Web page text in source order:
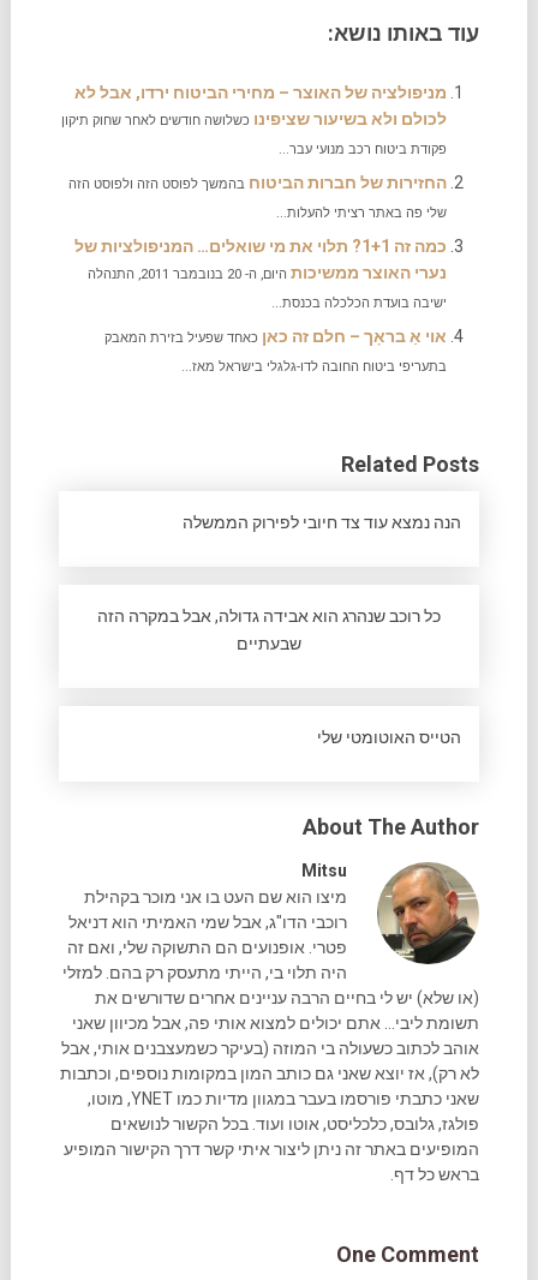
עוד באותו נושא:
מניפולציה של האוצר – מחירי הביטוח ירדו, אבל לא
לכולם ולא בשיעור שציפינו כשלושה חודשים לאחר שחוק תיקון
פקודת ביטוח רכב מנועי עבר...
החזירות של חברות הביטוח בהמשך לפוסט הזה ולפוסט הזה
שלי פה באתר רציתי להעלות...
כמה זה 1+1? תלוי את מי שואלים… המניפולציות של
נערי האוצר ממשיכות
היום, ה- 20 בנובמבר 2011, התנהלה
ישיבה בועדת הכלכלה בכנסת...
אוי אַ בראָך – חלם זה כאן כאחד שפעיל בזירת המאבק
בתעריפי ביטוח החובה לדו-גלגלי בישראל מאז...
Related Posts
הנה נמצא עוד צד חיובי לפירוק הממשלה
כל רוכב שנהרג הוא אבידה גדולה, אבל במקרה הזה
שבעתיים
הטייס האוטומטי שלי
About The Author
Mitsu
מיצו הוא שם העט בו אני מוכר בקהילת
רוכבי הדו"ג, אבל שמי האמיתי הוא דניאל
פטרי. אופנועים הם התשוקה שלי, ואם זה
היה תלוי בי, הייתי מתעסק רק בהם. למזלי
(או שלא) יש לי בחיים הרבה עניינים אחרים שדורשים את
תשומת ליבי... אתם יכולים למצוא אותי פה, אבל מכיוון שאני
אוהב לכתוב כשעולה בי המוזה (בעיקר כשמעצבנים אותי, אבל
לא רק), אז יוצא שאני גם כותב המון במקומות נוספים, וכתבות
שאני כתבתי פורסמו בעבר במגוון מדיות כמו YNET, מוטו,
פולגז, גלובס, כלכליסט, אוטו ועוד. בכל הקשור לנושאים
המופיעים באתר זה ניתן ליצור איתי קשר דרך הקישור המופיע
בראש כל דף.
One Comment